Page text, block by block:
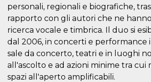
personali, regionali e biografiche,
rapporto con gli autori che ne
ricerca vocale e timbrica. Il duo si
dal 2006, in concerti e performance
sale da concerto, teatri e in luoghi
all'ascolto e ad azioni minime tra cui
spazi all'aperto amplificabili.
Nombre
Proveedor /
Dominio
c_user
Meta
Platform Inc.
.facebook.com